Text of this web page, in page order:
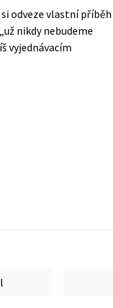
odveze vlastní příběh
nikdy nebudeme
vyjednávacím